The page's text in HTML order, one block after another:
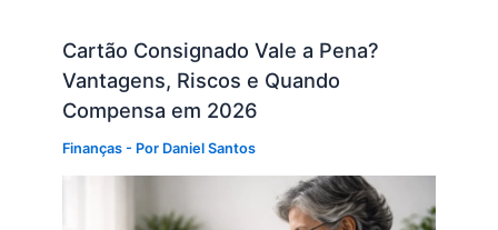
Cartão Consignado Vale a Pena?
Vantagens, Riscos e Quando
Compensa em 2026
Finanças - Por Daniel Santos